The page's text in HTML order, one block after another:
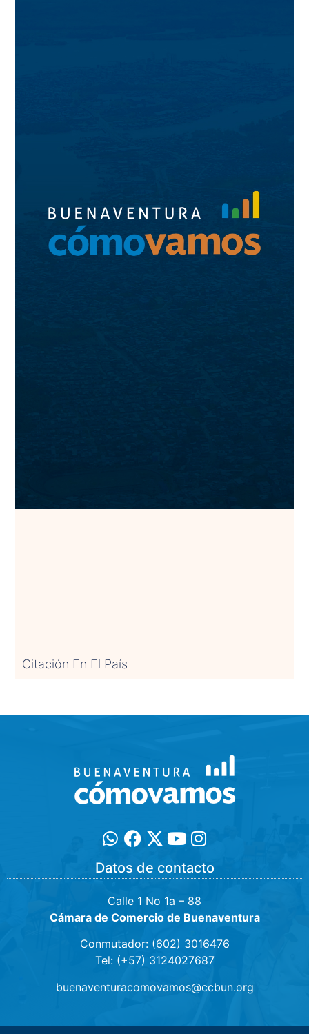
Citación En El País
Datos de contacto
Calle 1 No 1a – 88
Cámara de Comercio de Buenaventura
Conmutador: (602) 3016476
Tel: (+57) 3124027687
buenaventuracomovamos@ccbun.org